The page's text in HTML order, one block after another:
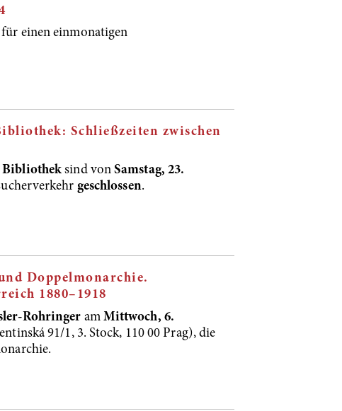
einen einmonatigen
Schließzeiten zwischen
Bibliothek sind vonSamstag, 23.
geschlossen.
Doppelmonarchie.
1880–1918
Rohringer am Mittwoch, 6.
91/1, 3. Stock, 110 00 Prag), die